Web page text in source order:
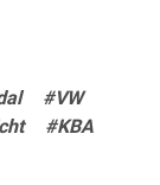
#VW
#KBA